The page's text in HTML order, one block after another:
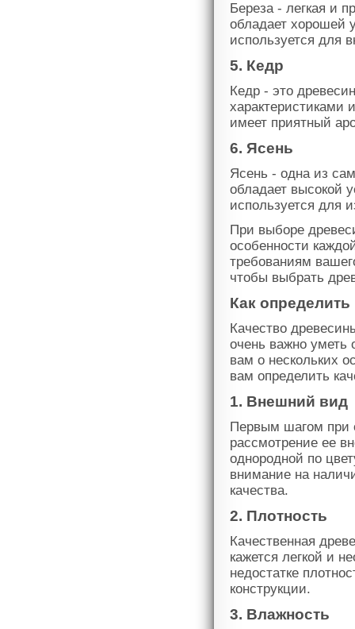
Береза - легкая и
обладает хорошей
используется для
5. Кедр
Кедр - это
характеристиками
имеет приятный
6. Ясень
Ясень - одна из
обладает высокой
используется для
При выборе
особенности
требованиям
чтобы выбрать
Как
Качество
очень важно уметь
вам о нескольких
вам определить
1. Внешний вид
Первым шагом при
рассмотрение ее
однородной по
внимание на
качества.
2. Плотность
Качественная
кажется легкой и
недостатке
конструкции.
3. Влажность